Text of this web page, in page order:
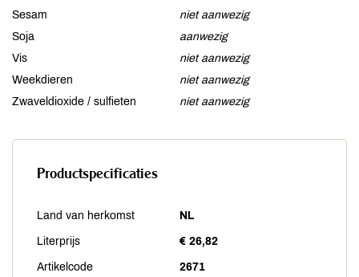
Sesam
niet aanwezig
Soja
aanwezig
Vis
niet aanwezig
Weekdieren
niet aanwezig
Zwaveldioxide / sulfieten
niet aanwezig
Productspecificaties
Land van herkomst NL
Literprijs € 26,82
Artikelcode 2671